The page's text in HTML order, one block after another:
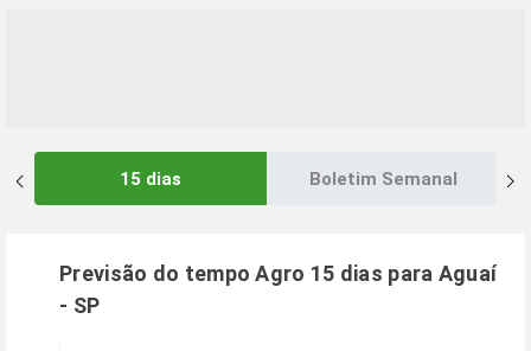
15 dias Boletim Semanal
Previsão do tempo Agro 15 dias para Aguaí
- SP